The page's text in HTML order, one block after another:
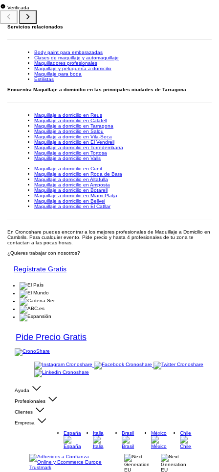
Verificada
Servicios relacionados
Body paint para embarazadas
Clases de maquillaje y automaquillaje
Maquilladores profesionales
Maquillaje y peluquería a domicilio
Maquillaje para boda
Estilistas
Encuentra Maquillaje a domicilio en las principales ciudades de Tarragona
Maquillaje a domicilio en Reus
Maquillaje a domicilio en Calafell
Maquillaje a domicilio en Tarragona
Maquillaje a domicilio en Salou
Maquillaje a domicilio en Vila-Seca
Maquillaje a domicilio en El Vendrell
Maquillaje a domicilio en Torredembarra
Maquillaje a domicilio en Tortosa
Maquillaje a domicilio en Valls
Maquillaje a domicilio en Cunit
Maquillaje a domicilio en Roda de Bara
Maquillaje a domicilio en Altafulla
Maquillaje a domicilio en Amposta
Maquillaje a domicilio en Botarell
Maquillaje a domicilio en Miami-Platja
Maquillaje a domicilio en Bellvei
Maquillaje a domicilio en El Catllar
En Cronoshare puedes encontrar a los mejores profesionales de Maquillaje a Domicilio en
Cambrils. Para cualquier evento. Pide precio y hasta 4 profesionales de tu zona te
contactan a las pocas horas.
¿Quieres trabajar con nosotros?
Regístrate Gratis
Pide Precio Gratis
Ayuda
Profesionales
Clientes
Empresa
España
Italia Brasil México Chile